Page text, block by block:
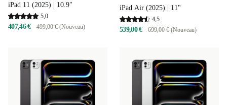
iPad 11 (2025) | 10.9"
5,0
407,46 € 499,00 € (Nouveau)
iPad Air (2025) | 11"
4,5
539,00 € 699,00 € (Nouveau)